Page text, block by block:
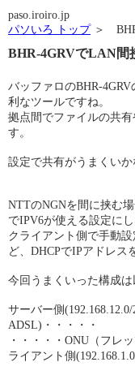
paso.iroiro.jp
パソいろ トップ＞
BHR-4GRVでLAN間
バッファロのBHR-
利なツールですね。
拠点間でファイルの共
す。
設定で共有がうまくい
NTTのNGNを間に挟む
でIPV6が使える設定に
クライアント側で手動
ど、DHCPでIPアドレス
今回うまくいった構成は
サーバー側
ADSL)・・・・・
・・・・・ONU（フレ
ライアント側